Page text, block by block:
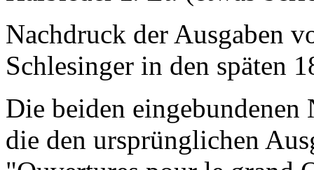
Nachdruck der Ausgaben
Schlesinger in den späten
Die beiden
die den ursprünglichen